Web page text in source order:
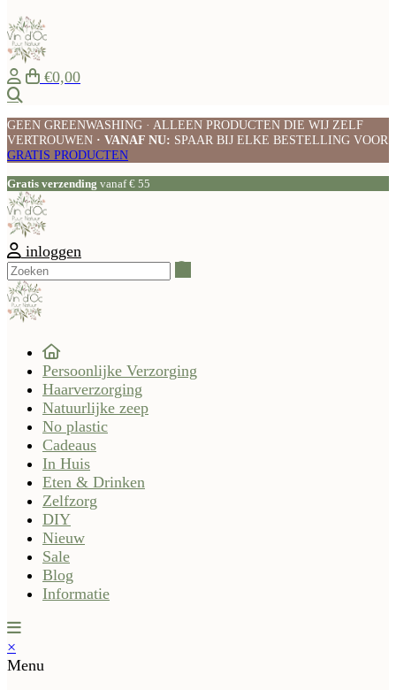
€0,00
GEEN GREENWASHING · ALLEEN PRODUCTEN DIE WIJ ZELF
VERTROUWEN · VANAF NU: SPAAR BIJ ELKE BESTELLING VOOR
GRATIS PRODUCTEN
Gratis verzending vanaf € 55
inloggen
Persoonlijke Verzorging
Haarverzorging
Natuurlijke zeep
No plastic
Cadeaus
In Huis
Eten & Drinken
Zelfzorg
DIY
Nieuw
Sale
Blog
Informatie
×
Menu